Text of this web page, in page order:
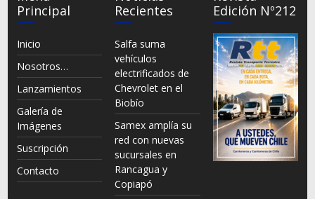
Principal
Inicio
Nosotros…
Lanzamientos
Galería de
Imágenes
Suscripción
Contacto
Recientes
Salfa suma
vehículos
electrificados de
Chevrolet en el
Biobío
Samex amplía su
red con nuevas
sucursales en
Rancagua y
Copiapó
Edición Nº212